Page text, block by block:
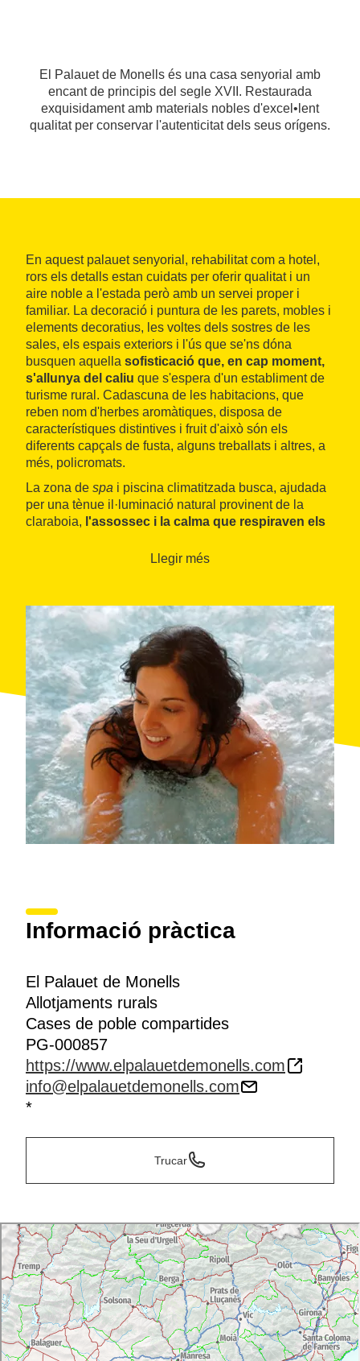
El Palauet de Monells és una casa senyorial amb
encant de principis del segle XVII. Restaurada
exquisidament amb materials nobles d'excel•lent
qualitat per conservar l'autenticitat dels seus orígens.
En aquest palauet senyorial, rehabilitat com a hotel,
rors els detalls estan cuidats per oferir qualitat i un
aire noble a l'estada però amb un servei proper i
familiar. La decoració i puntura de les parets, mobles i
elements decoratius, les voltes dels sostres de les
sales, els espais exteriors i l'ús que se'ns dóna
busquen aquella sofisticació que, en cap moment,
s'allunya del caliu que s'espera d'un establiment de
turisme rural. Cadascuna de les habitacions, que
reben nom d'herbes aromàtiques, disposa de
característiques distintives i fruit d'això són els
diferents capçals de fusta, alguns treballats i altres, a
més, policromats.
La zona de spa i piscina climatitzada busca, ajudada
per una tènue il·luminació natural provinent de la
claraboia, l'assossec i la calma que respiraven els
tradicional en aquests espais per l'elegant pissarra al
on s'ofereixen els serveis dereikii quiromassatge.
Llegir més
Informació pràctica
El Palauet de Monells
Allotjaments rurals
Cases de poble compartides
PG-000857
https://www.elpalauetdemonells.com
info@elpalauetdemonells.com
*
Trucar